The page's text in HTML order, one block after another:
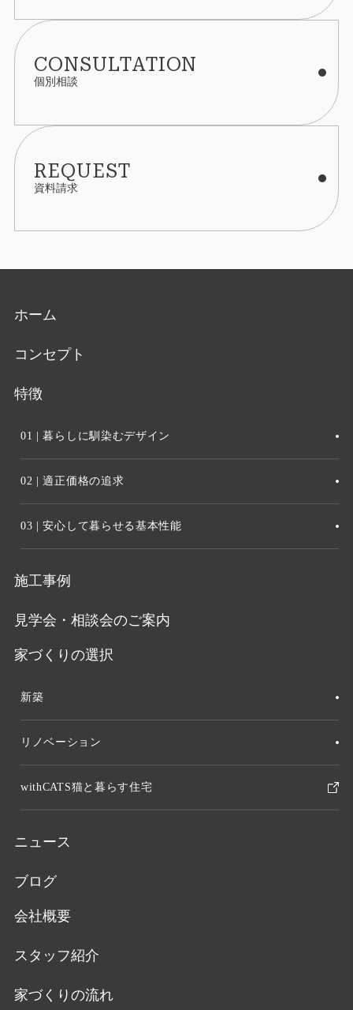
CONSULTATION
個別相談
REQUEST
資料請求
ホーム
コンセプト
特徴
01 | 暮らしに馴染むデザイン
02 | 適正価格の追求
03 | 安心して暮らせる基本性能
施工事例
見学会・相談会のご案内
家づくりの選択
新築
リノベーション
withCATS猫と暮らす住宅
ニュース
ブログ
会社概要
スタッフ紹介
家づくりの流れ